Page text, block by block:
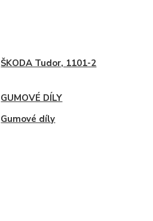
ŠKODA Tudor, 1101-2
GUMOVÉ DÍLY
Gumové díly